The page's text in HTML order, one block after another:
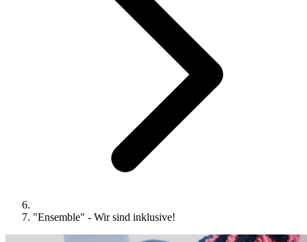
"Ensemble" - Wir sind inklusive!